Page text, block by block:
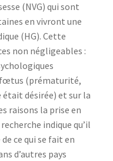
(NVG) qui sont
en vivront une
(HG). Cette
non négligeables :
fœtus (prématurité,
désirée) et sur la
raisons la prise en
indique qu’il
ce qui se fait en
d’autres pays